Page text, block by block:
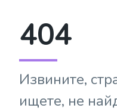
404
Извините,
ищете, не